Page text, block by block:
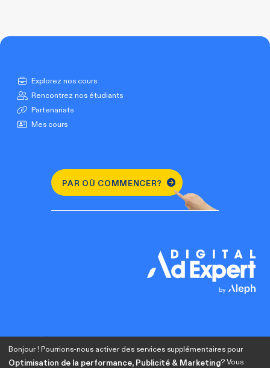
Explorez nos cours
Rencontrez nos étudiants
Partenariats
Mes cours
PAR OÙ COMMENCER?
Bonjour ! Pourrions-nous activer des services supplémentaires pour
Optimisation de la performance, Publicité & Marketing? Vous